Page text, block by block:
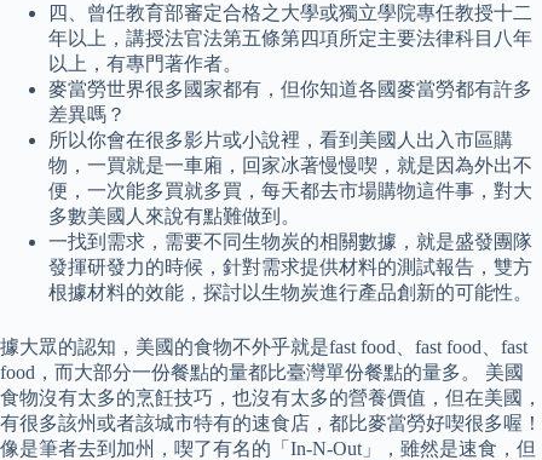
四、曾任教育部審定合格之大學或獨立學院專任教授十二
年以上，講授法官法第五條第四項所定主要法律科目八年
以上，有專門著作者。
麥當勞世界很多國家都有，但你知道各國麥當勞都有許多
差異嗎？
所以你會在很多影片或小說裡，看到美國人出入市區購
物，一買就是一車廂，回家冰著慢慢喫，就是因為外出不
便，一次能多買就多買，每天都去市場購物這件事，對大
多數美國人來說有點難做到。
一找到需求，需要不同生物炭的相關數據，就是盛發團隊
發揮研發力的時候，針對需求提供材料的測試報告，雙方
根據材料的效能，探討以生物炭進行產品創新的可能性。
據大眾的認知，美國的食物不外乎就是fast food、fast food、fast
food，而大部分一份餐點的量都比臺灣單份餐點的量多。 美國
食物沒有太多的烹飪技巧，也沒有太多的營養價值，但在美國，
有很多該州或者該城市特有的速食店，都比麥當勞好喫很多喔！
像是筆者去到加州，喫了有名的「In-N-Out」，雖然是速食，但